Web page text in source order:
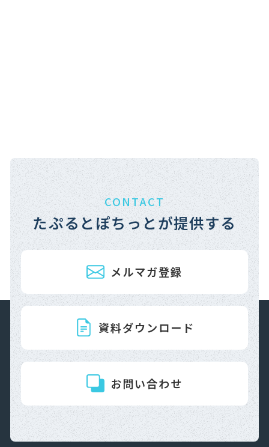
CONTACT
たぷるとぽちっとが提供する
メルマガ登録
資料ダウンロード
お問い合わせ